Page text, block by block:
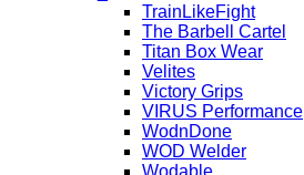
TrainLikeFight
The Barbell Cartel
Titan Box Wear
Velites
Victory Grips
VIRUS Performance
WodnDone
WOD Welder
Wodable